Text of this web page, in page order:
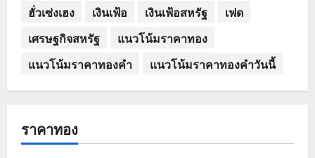
ฮั่วเซ่งเฮง
เงินเฟ้อ เงินเฟ้อสหรัฐ
เฟด
เศรษฐกิจสหรัฐ
แนวโน้มราคาทอง
แนวโน้มราคาทองคำ
แนวโน้มราคาทองคำวันนี้
ราคาทอง